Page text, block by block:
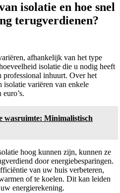
isolatie en hoe snel
terugverdienen?
afhankelijk van het type
isolatie die u nodig heeft
professional inhuurt. Over het
isolatie variëren van enkele
wasruimte: Minimalistisch
hoog kunnen zijn, kunnen ze
door energiebesparingen.
van uw huis verbeteren,
of te koelen. Dit kan leiden
energierekening.